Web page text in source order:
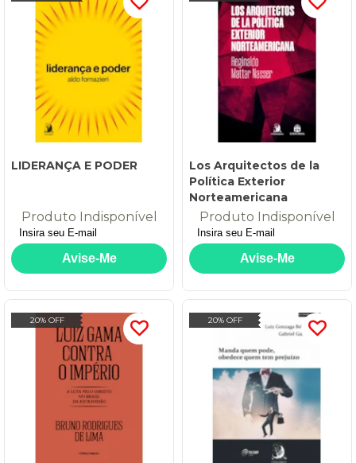
LIDERANÇA E PODER
Produto Indisponível
Los Arquitectos de la
Política Exterior
Norteamericana
Produto Indisponível
20% OFF 20% OFF